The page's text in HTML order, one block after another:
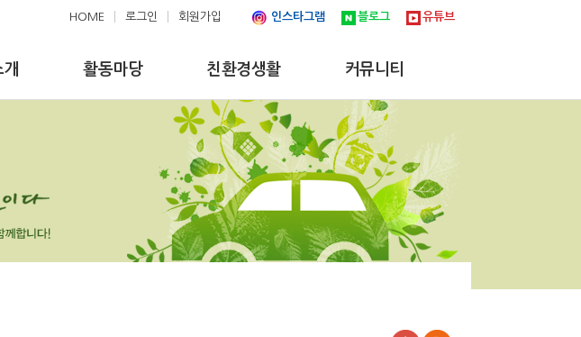
HOME 로그인 회원가입 인스타그램 블로그 유튜브
활동마당 친환경생활 커뮤니티